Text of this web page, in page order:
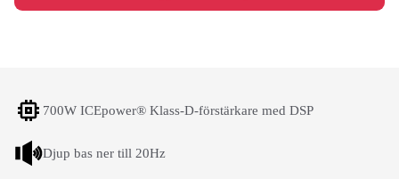
700W ICEpower® Klass-D-förstärkare med DSP
Djup bas ner till 20Hz